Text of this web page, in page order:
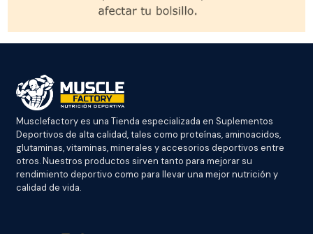
Musclefactory es una Tienda especializada en Suplementos
Deportivos de alta calidad, tales como proteínas, aminoacidos,
glutaminas, vitaminas, minerales y accesorios deportivos entre
otros. Nuestros productos sirven tanto para mejorar su
rendimiento deportivo como para llevar una mejor nutrición y
calidad de vida.